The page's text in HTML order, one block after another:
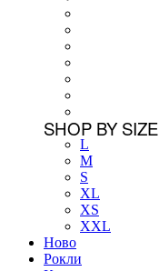
SHOP BY SIZE
L
M
S
XL
XS
XXL
Ново
Рокли